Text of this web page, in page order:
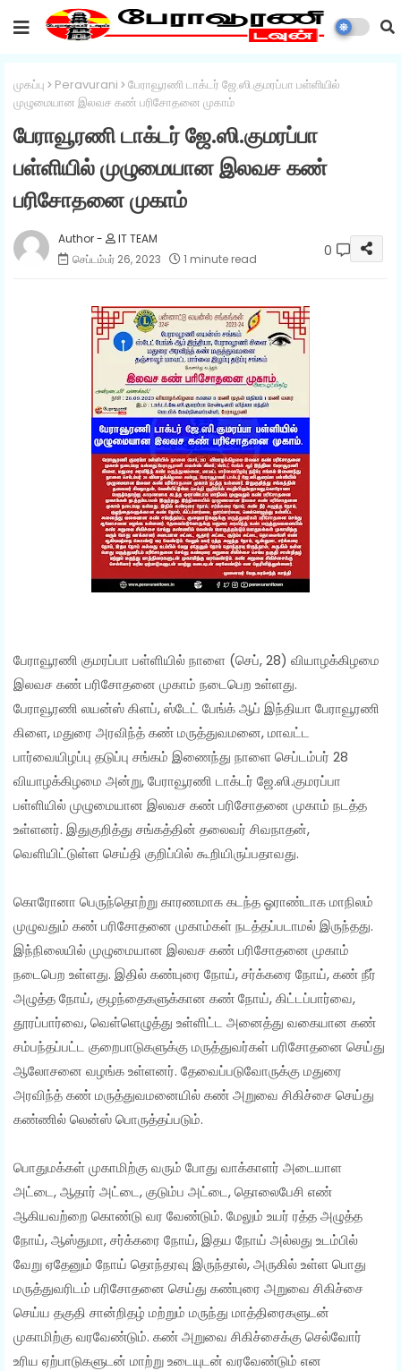
முகப்பு Peravurani
பேராவூரணி டாக்டர் ஜே.ஸி.குமரப்பா பள்ளியில்
முழுமையான இலவச கண் பரிசோதனை முகாம்
பேராவூரணி டாக்டர் ஜே.ஸி.குமரப்பா
பள்ளியில் முழுமையான இலவச கண்
பரிசோதனை முகாம்
IT TEAM
செப்டம்பர் 26, 2023
1 minute read 0
பேராவூரணி குமரப்பா பள்ளியில் நாளை (செப், 28) வியாழக்கிழமை
இலவச கண் பரிசோதனை முகாம் நடைபெற உள்ளது.
பேராவூரணி லயன்ஸ் கிளப், ஸ்டேட் பேங்க் ஆப் இந்தியா பேராவூரணி
கிளை, மதுரை அரவிந்த் கண் மருத்துவமனை, மாவட்ட
பார்வையிழப்பு தடுப்பு சங்கம் இணைந்து நாளை செப்டம்பர் 28
வியாழக்கிழமை அன்று, பேராவூரணி டாக்டர் ஜே.ஸி.குமரப்பா
பள்ளியில் முழுமையான இலவச கண் பரிசோதனை முகாம் நடத்த
உள்ளனர். இதுகுறித்து சங்கத்தின் தலைவர் சிவநாதன்,
வெளியிட்டுள்ள செய்தி குறிப்பில் கூறியிருப்பதாவது.
கொரோனா பெருந்தொற்று காரணமாக கடந்த ஓராண்டாக மாநிலம்
முழுவதும் கண் பரிசோதனை முகாம்கள் நடத்தப்படாமல் இருந்தது.
இந்நிலையில் முழுமையான இலவச கண் பரிசோதனை முகாம்
நடைபெற உள்ளது. இதில் கண்புரை நோய், சர்க்கரை நோய், கண் நீர்
அழுத்த நோய், குழந்தைகளுக்கான கண் நோய், கிட்டப்பார்வை,
தூரப்பார்வை, வெள்ளெழுத்து உள்ளிட்ட அனைத்து வகையான கண்
சம்பந்தப்பட்ட குறைபாடுகளுக்கு மருத்துவர்கள் பரிசோதனை செய்து
ஆலோசனை வழங்க உள்ளனர். தேவைப்படுவோருக்கு மதுரை
அரவிந்த் கண் மருத்துவமனையில் கண் அறுவை சிகிச்சை செய்து
கண்ணில் லென்ஸ் பொருத்தப்படும்.
பொதுமக்கள் முகாமிற்கு வரும் போது வாக்காளர் அடையாள
அட்டை, ஆதார் அட்டை, குடும்ப அட்டை, தொலைபேசி எண்
ஆகியவற்றை கொண்டு வர வேண்டும். மேலும் உயர் ரத்த அழுத்த
நோய், ஆஸ்துமா, சர்க்கரை நோய், இதய நோய் அல்லது உடம்பில்
வேறு ஏதேனும் நோய் தொந்தரவு இருந்தால், அருகில் உள்ள பொது
மருத்துவரிடம் பரிசோதனை செய்து கண்புரை அறுவை சிகிச்சை
செய்ய தகுதி சான்றிதழ் மற்றும் மருந்து மாத்திரைகளுடன்
முகாமிற்கு வரவேண்டும். கண் அறுவை சிகிச்சைக்கு செல்வோர்
உரிய ஏற்பாடுகளுடன் மாற்று உடையுடன் வரவேண்டும் என